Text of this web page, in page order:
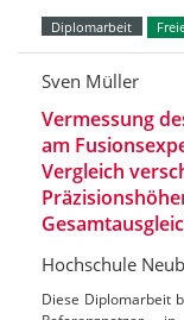
Diplomarbeit
Sven Müller
Vermessung
am
Vergleich
Hochschule
Diese Diplomarbeit